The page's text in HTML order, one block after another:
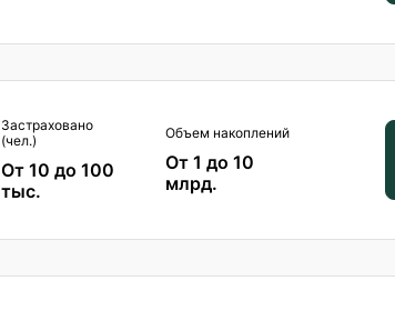
Застраховано
(чел.)
От 10 до 100
тыс.
Объем накоплений
От 1 до 10
млрд.